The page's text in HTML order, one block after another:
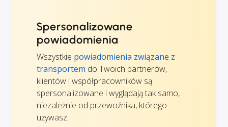
Spersonalizowane
powiadomienia
Wszystkie powiadomienia związane z
transportem do Twoich partnerów,
klientów i współpracowników są
spersonalizowane i wyglądają tak samo,
niezależnie od przewoźnika, którego
używasz.